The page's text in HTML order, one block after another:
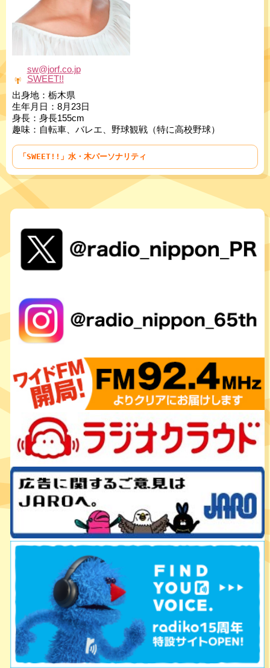
sw@jorf.co.jp
SWEET!!
出身地：栃木県
生年月日：8月23日
身長：身長155cm
趣味：自転車、バレエ、野球観戦（特に高校野球）
「SWEET!!」水・木パーソナリティ